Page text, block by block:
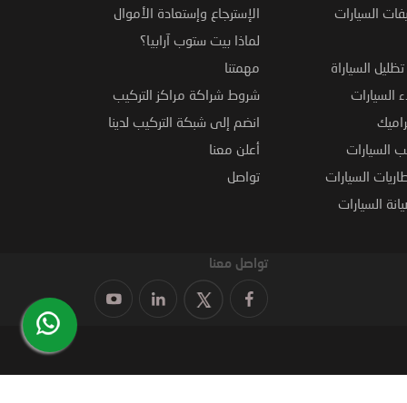
السيارات
السياراة
السيارات
السيارات
السيارات
السيارات
الإسترجاع وإستعادة الأموال
لماذا بيت ستوب آرابيا؟
مهمتنا
شروط شراكة مراكز التركيب
انضم إلى شبكة التركيب لدينا
أعلن معنا
تواصل
تواصل معنا